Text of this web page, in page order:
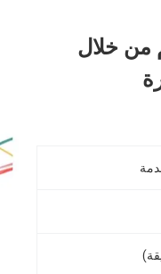
الوصول 12.7 ملم من خلال